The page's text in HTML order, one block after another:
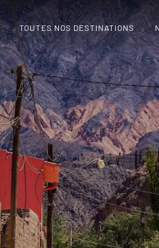
TOUTES NOS DESTINATIONS